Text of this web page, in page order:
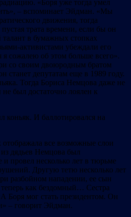
«Боря уже тогда умел
– вспоминает Эйдман. «Мы
движения, тогда
трата времени, если бы он
в бумажных стопках
активистами убеждали его
я сожалею об этом больше всего».
со своим двоюродным братом
станет депутатам еще в 1989 году.
Тогда Бориса Немцова даже не
был достаточно лоялен к
И баллотировался на
все возможные слои
дядьев Немцова был
и провел несколько лет в тюрьме
Другую тетю несколько лет
разбойном нападении, ее сын
как бездомный… Сестра
Боря мог стать президентом. Он
– говорит Эйдман.